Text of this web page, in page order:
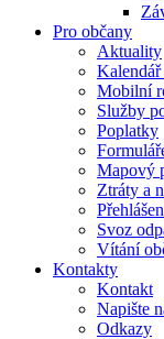
Pro občany
Aktuality
Mobilní
Služby
Poplatky
Mapový
Ztráty a
Svoz
Vítání
Kontakty
Kontakt
Napište
Odkazy